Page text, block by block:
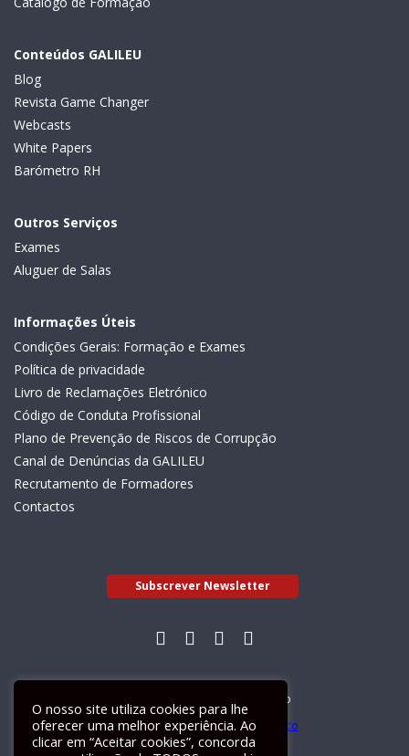
Conteúdos GALILEU
Blog
Revista Game Changer
Webcasts
White Papers
Barómetro RH
Outros Serviços
Exames
Aluguer de Salas
Informações Úteis
Condições Gerais: Formação e Exames
Política de privacidade
Livro de Reclamações Eletrónico
Código de Conduta Profissional
Plano de Prevenção de Riscos de Corrupção
Canal de Denúncias da GALILEU
Recrutamento de Formadores
Contactos
Subscrever Newsletter
Livro de Reclamações Electrónico
O nosso site utiliza cookies para lhe
oferecer uma melhor experiência. Ao
clicar em “Aceitar cookies”, concorda